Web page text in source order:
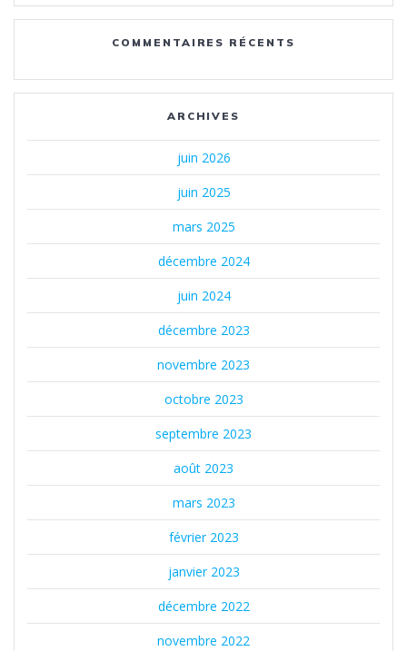
COMMENTAIRES RÉCENTS
ARCHIVES
juin 2026
juin 2025
mars 2025
décembre 2024
juin 2024
décembre 2023
novembre 2023
octobre 2023
septembre 2023
août 2023
mars 2023
février 2023
janvier 2023
décembre 2022
novembre 2022